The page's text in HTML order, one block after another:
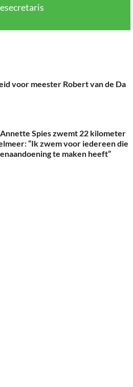
voor meester Robert van de Da
Spies zwemt 22 kilometer
“Ik zwem voor iedereen die
te maken heeft”